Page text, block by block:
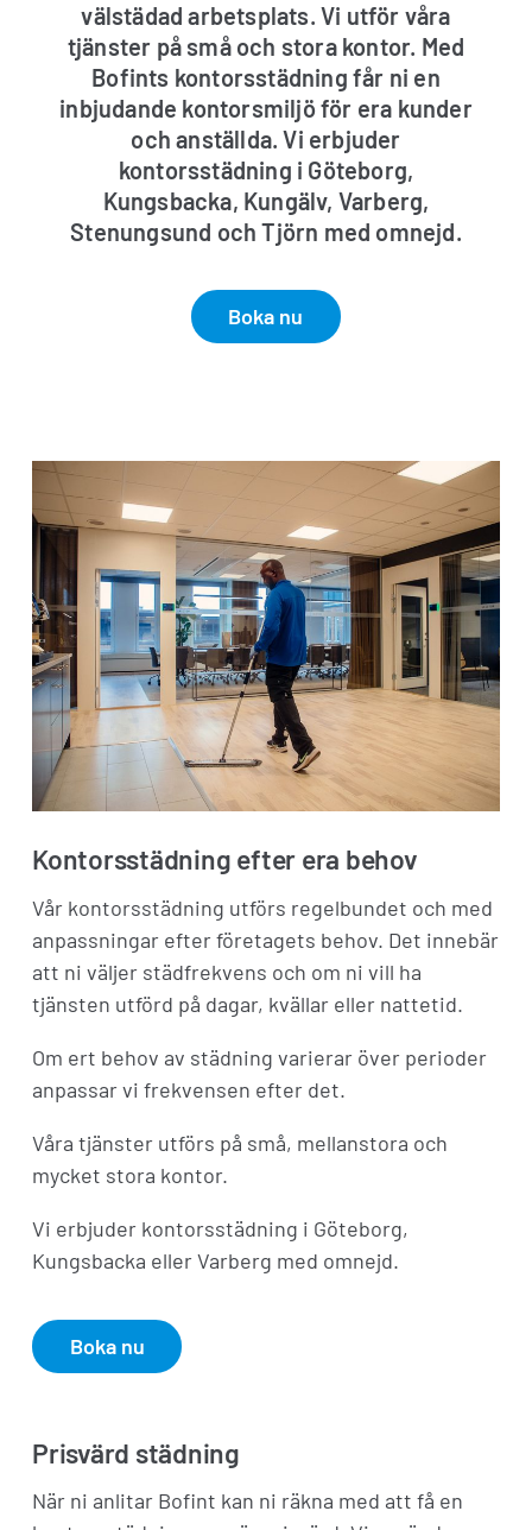
välstädad arbetsplats. Vi utför våra
tjänster på små och stora kontor. Med
Bofints kontorsstädning får ni en
inbjudande kontorsmiljö för era kunder
och anställda. Vi erbjuder
kontorsstädning i Göteborg,
Kungsbacka, Kungälv, Varberg,
Stenungsund och Tjörn med omnejd.
Boka nu
Kontorsstädning efter era behov
Vår kontorsstädning utförs regelbundet och med
anpassningar efter företagets behov. Det innebär
att ni väljer städfrekvens och om ni vill ha
tjänsten utförd på dagar, kvällar eller nattetid.
Om ert behov av städning varierar över perioder
anpassar vi frekvensen efter det.
Våra tjänster utförs på små, mellanstora och
mycket stora kontor.
Vi erbjuder kontorsstädning i Göteborg,
Kungsbacka eller Varberg med omnejd.
Boka nu
Prisvärd städning
När ni anlitar Bofint kan ni räkna med att få en
Jag godkänner integritetspolicyn *